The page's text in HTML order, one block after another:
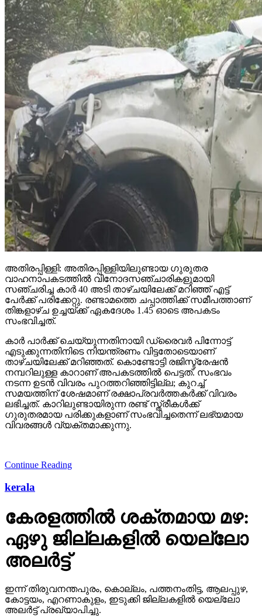
അതിരപ്പിള്ളി: അതിരപ്പിള്ളിയിലുണ്ടായ ഗുരുതര
വാഹനാപകടത്തില്‍ വിനോദസഞ്ചാരികളുമായി
സഞ്ചരിച്ച കാര്‍ 40 അടി താഴ്ചയിലേക്ക് മറിഞ്ഞ് എട്ട്
പേര്‍ക്ക് പരിക്കേറ്റു. രണ്ടാമത്തെ ചപ്പാത്തിക്ക് സമീപത്താണ്
തിങ്കളാഴ്ച ഉച്ചയ്ക്ക് ഏകദേശം 1.45 ഓടെ അപകടം
സംഭവിച്ചത്.
കാര്‍ പാര്‍ക്ക് ചെയ്യുന്നതിനായി ഡ്രൈവര്‍ പിന്നോട്ട്
എടുക്കുന്നതിനിടെ നിയന്ത്രണം വിട്ടതോടെയാണ്
താഴ്ചയിലേക്ക് മറിഞ്ഞത്. കൊണ്ടോട്ടി രജിസ്ട്രേഷന്‍
നമ്പറിലുള്ള കാറാണ് അപകടത്തില്‍ പെട്ടത്. സംഭവം
നടന്ന ഉടന്‍ വിവരം പുറത്തറിഞ്ഞിട്ടില്ല; കുറച്ച്
സമയത്തിന് ശേഷമാണ് രക്ഷാപ്രവര്‍ത്തകര്‍ക്ക് വിവരം
ലഭിച്ചത്. കാറിലുണ്ടായിരുന്ന രണ്ട് സ്ത്രീകള്‍ക്ക്
ഗുരുതരമായ പരിക്കുകളാണ് സംഭവിച്ചതെന്ന് ലഭ്യമായ
വിവരങ്ങള്‍ വ്യക്തമാക്കുന്നു.
Continue Reading
kerala
കേരളത്തില്‍ ശക്തമായ മഴ:
ഏഴു ജില്ലകളില്‍ യെല്ലോ
അലര്‍ട്ട്
ഇന്ന് തിരുവനന്തപുരം, കൊല്ലം, പത്തനംതിട്ട, ആലപ്പുഴ,
കോട്ടയം, എറണാകുളം, ഇടുക്കി ജില്ലകളില്‍ യെല്ലോ
അലര്‍ട്ട് പ്രഖ്യാപിച്ചു.